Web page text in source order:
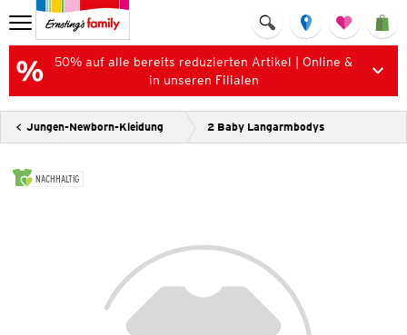
50% auf alle bereits reduzierten Artikel | Online &
in unseren Filialen
Jungen-Newborn-Kleidung 2 Baby Langarmbodys
NACHHALTIG